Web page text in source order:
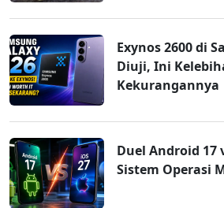
Exynos 2600 di
Diuji, Ini
Kekurangannya
Duel Android 17
Sistem Operasi